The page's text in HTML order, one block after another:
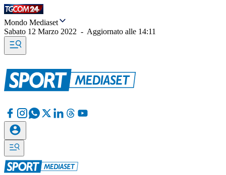
Mondo Mediaset
Sabato 12 Marzo 2022 - Aggiornato alle 14:11